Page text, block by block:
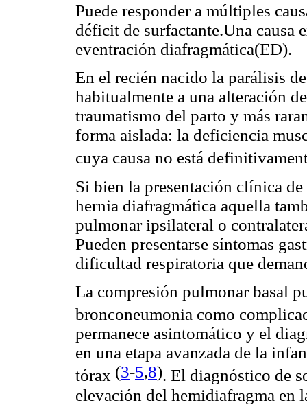
Puede responder a múltiples
déficit de surfactante.Una causa
eventración diafragmática(ED).
En el recién nacido la parálisis
habitualmente a una alteración
traumatismo del parto y más
forma aislada: la deficiencia
cuya causa no está
Si bien la presentación clínica
hernia diafragmática aquella
pulmonar ipsilateral o
Pueden presentarse síntomas
dificultad respiratoria que
La compresión pulmonar basal
bronconeumonia como
permanece asintomático y el
en una etapa avanzada de la
tórax (3-5,8). El diagnóstico de
elevación del hemidiafragma en